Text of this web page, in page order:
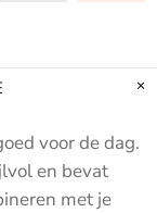
voor de dag.
en bevat
met je